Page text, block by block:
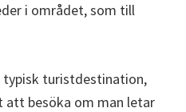
i området, som till
typisk turistdestination,
besöka om man letar